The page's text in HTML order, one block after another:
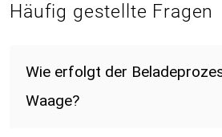
Häufig gestellte Fragen
Wie erfolgt der
Waage?